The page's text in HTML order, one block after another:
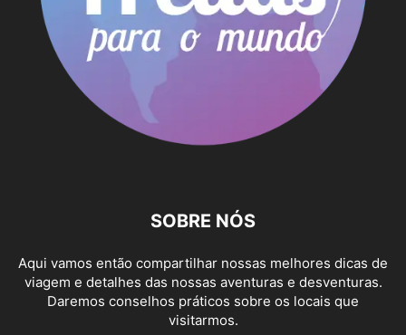
SOBRE NÓS
Aqui vamos então compartilhar nossas melhores dicas de
viagem e detalhes das nossas aventuras e desventuras.
Daremos conselhos práticos sobre os locais que
visitarmos.